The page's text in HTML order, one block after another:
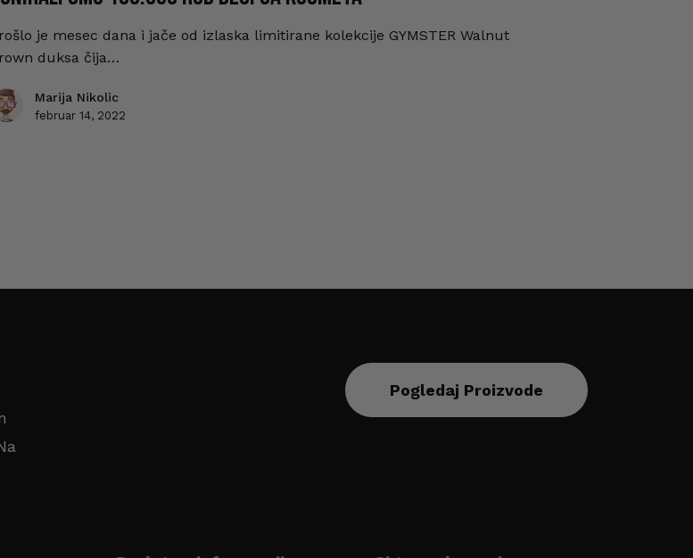
je mesec dana i jače od izlaska limitirane kolekcije GYMSTER Walnut
duksa čija…
Marija Nikolic
februar 14, 2022
Pogledaj Proizvode